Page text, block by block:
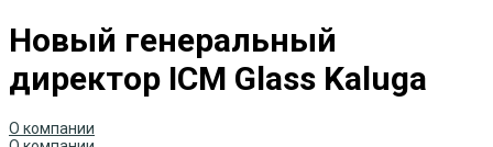
Новый генеральный
директор ICM Glass Kaluga
О компании